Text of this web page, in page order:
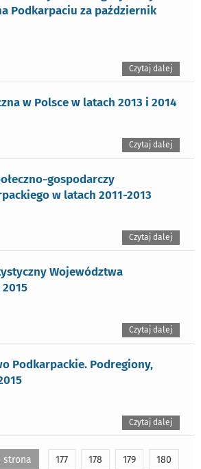
Podkarpaciu za październik
Czytaj dalej
w Polsce w latach 2013 i 2014
Czytaj dalej
gospodarczy
w latach 2011-2013
Czytaj dalej
Województwa
Czytaj dalej
Podkarpackie. Podregiony,
Czytaj dalej
strona 177 178 179 180